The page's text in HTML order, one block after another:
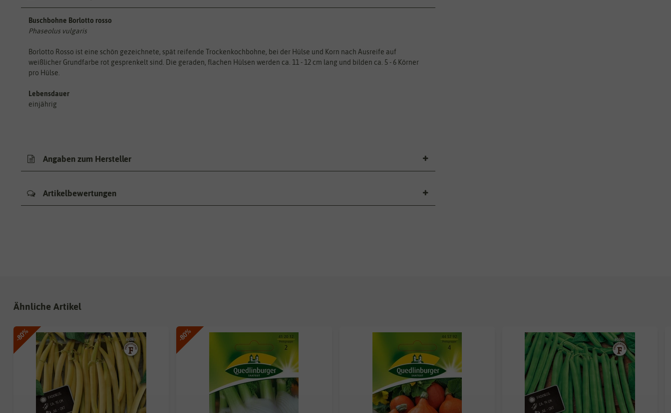
Buschbohne Borlotto rosso
Phaseolus vulgaris
Borlotto Rosso ist eine schön gezeichnete, spät reifende Trockenkochbohne, bei der Hülse und Korn nach Ausreife auf
weißlicher Grundfarbe rot gesprenkelt sind. Die geraden, flachen Hülsen werden ca. 11 - 12 cm lang und bilden ca. 5 - 6 Körner
pro Hülse.
Lebensdauer
einjährig
Angaben zum Hersteller
Artikelbewertungen
Ähnliche Artikel
-80% -80%